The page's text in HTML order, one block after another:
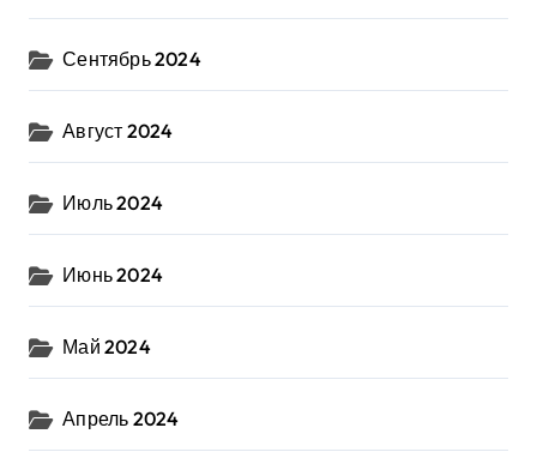
Сентябрь 2024
Август 2024
Июль 2024
Июнь 2024
Май 2024
Апрель 2024